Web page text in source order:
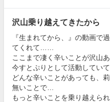
沢山乗り越えてきたから
『生まれてから、』の動画で
てくれて……
ここまで凄く辛いことが沢山
今すとぷりとして活動してい
どんな辛いことがあっても、
無いことで…
もっと辛いことを乗り越えら